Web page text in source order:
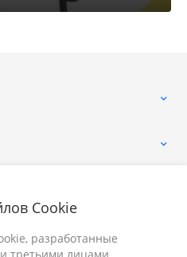
Cookie
разработанные